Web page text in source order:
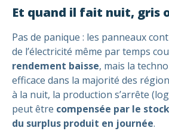
Et quand il fait nuit, gris
Pas de panique : les panneaux
de l’électricité même par temps
rendement baisse, mais la
efficace dans la majorité des
à la nuit, la production s’arrête
peut être compensée par le
du surplus produit en journée.